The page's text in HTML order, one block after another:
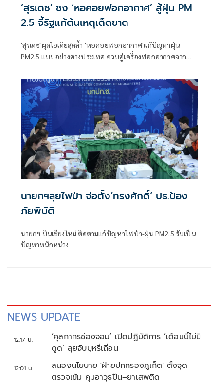
‘สุรเดช’ ชง ‘หอคอยฟอกอากาศ’ สู้ฝุ่น PM
2.5 จี้รัฐแก้ต้นเหตุเด็ดขาด
'สุรเดช'ผุดไอเดียสุดล้ำ 'หอคอยฟอกอากาศ'แก้ปัญหาฝุ่น
PM2.5 แบบอย่างต่างประเทศ ควบคู่เครื่องฟอกอากาศจาก
ปัญหา จริงจังจัดการเด็ดขาด' บังคับ
นายกฯลุยไฟป่า จ่อตั้ง‘ทรงศักดิ์’ ปธ.ป้อง
ภัยพิบัติ
นายกฯ บินเชียงใหม่ ติดตามแก้ปัญหาไฟป่า-ฝุ่น PM2.5 รับเป็น
ปัญหาหนักหน่วง
NEWS UPDATE
12:17 น.
‘ศุลกากรช่องจอม’ เปิดปฏิบัติการ ‘เดือนนี้ไม่มี
ดูด’ ลุยจับบุหรี่เถื่อน
12:01 น.
สนองนโยบาย 'ฝ่ายปกครองภูเก็ต' ตั้งจุด
ตรวจเข้ม คุมอาวุธปืน–ยาเสพติด